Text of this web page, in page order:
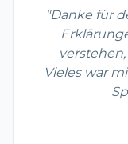
"Danke für
Vieles war